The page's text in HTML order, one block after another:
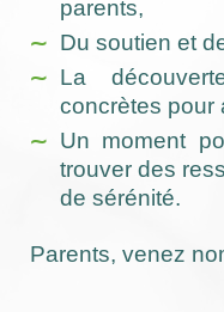
parents,
Du soutien et
La
concrètes pour
Un moment
trouver des
de sérénité.
Parents, venez